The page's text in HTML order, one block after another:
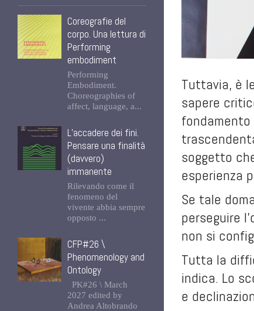
Coreografie del
corpo. Una lettura di
Performing
embodiment
Performing
Embodiment.
Choreographies of
affect, language, a...
L’accadere dei fini.
Pensare una finalità
(davvero)
immanente
Rilevando come il
fenomeno del
vivente abbia sempre
opposto ...
CFP#26 \
Phenomenology and
Ontology
PK#26 \ March
2027 edited by
Andrea Altobrando
Tuttavia, è
sapere
soggetto
esperienza
Se tale
perseguire
non si
Tutta la
indica. Lo
e